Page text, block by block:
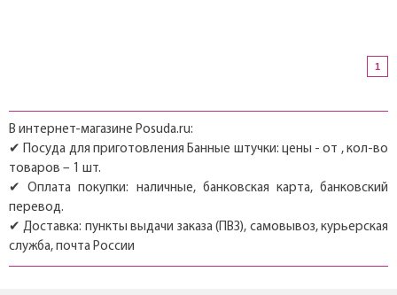
1
В интернет-магазине Posuda.ru:
✔ Посуда для приготовления Банные штучки: цены - от , кол-во
товаров – 1 шт.
✔ Оплата покупки: наличные, банковская карта, банковский
перевод.
✔ Доставка: пункты выдачи заказа (ПВЗ), самовывоз, курьерская
служба, почта России